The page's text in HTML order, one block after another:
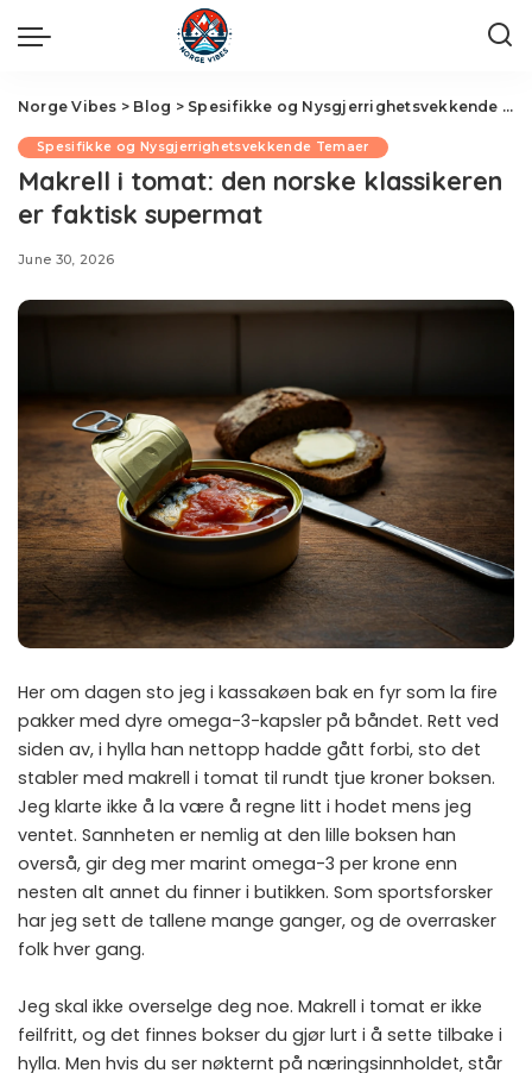
Norge Vibes > Blog > Spesifikke og Nysgjerrighetsvekkende Temaer
Spesifikke og Nysgjerrighetsvekkende Temaer
Makrell i tomat: den norske klassikeren
er faktisk supermat
June 30, 2026
Her om dagen sto jeg i kassakøen bak en fyr som la fire
pakker med dyre omega-3-kapsler på båndet. Rett ved
siden av, i hylla han nettopp hadde gått forbi, sto det
stabler med makrell i tomat til rundt tjue kroner boksen.
Jeg klarte ikke å la være å regne litt i hodet mens jeg
ventet. Sannheten er nemlig at den lille boksen han
overså, gir deg mer marint omega-3 per krone enn
nesten alt annet du finner i butikken. Som sportsforsker
har jeg sett de tallene mange ganger, og de overrasker
folk hver gang.
Jeg skal ikke overselge deg noe. Makrell i tomat er ikke
feilfritt, og det finnes bokser du gjør lurt i å sette tilbake i
hylla. Men hvis du ser nøkternt på næringsinnholdet, står